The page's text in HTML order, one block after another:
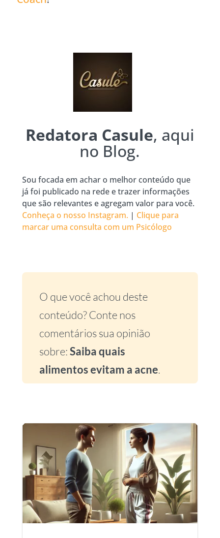
Redatora Casule, aqui
no Blog.
Sou focada em achar o melhor conteúdo que
já foi publicado na rede e trazer informações
que são relevantes e agregam valor para você.
Conheça o nosso Instagram. | Clique para
marcar uma consulta com um Psicólogo
O que você achou deste
conteúdo? Conte nos
comentários sua opinião
sobre:Saiba quais
alimentos evitam a acne.